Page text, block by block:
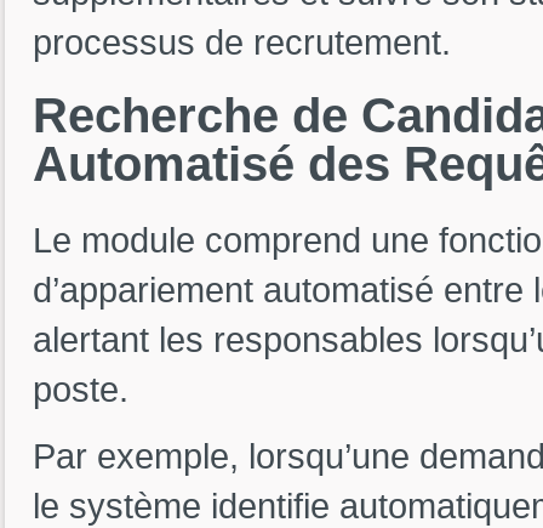
processus de recrutement.
Recherche de
Automatisé des
Le module comprend une
d’appariement automatisé
alertant les responsables
poste.
Par exemple, lorsqu’une
le système identifie